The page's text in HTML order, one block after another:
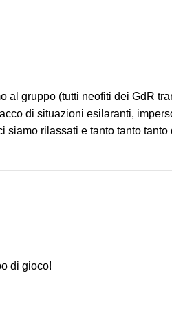
al gruppo (tutti neofiti dei GdR
di situazioni esilaranti,
siamo rilassati e tanto tanto tanto
di gioco!